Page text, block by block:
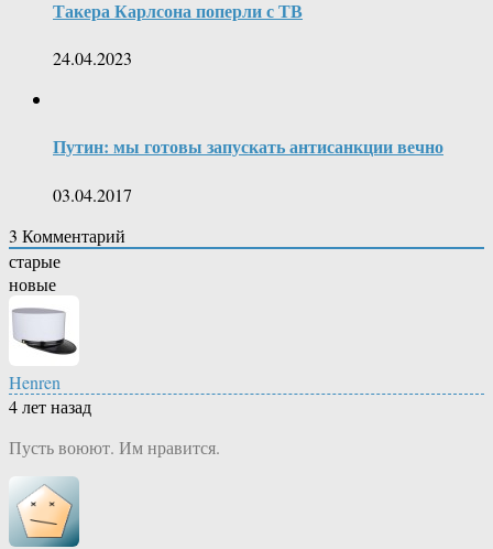
Такера Карлсона поперли с ТВ
24.04.2023
Путин: мы готовы запускать антисанкции вечно
03.04.2017
3 Комментарий
старые
новые
Henren
4 лет назад
Пусть воюют. Им нравится.